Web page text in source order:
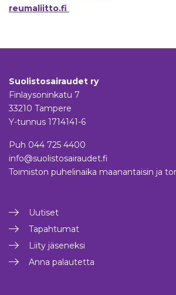
reumaliitto.fi
Suolistosairaudet ry
Finlaysoninkatu 7
33210 Tampere
Y-tunnus 1714141-6
Puh 044 725 4400
info@suolistosairaudet.fi
Toimiston puhelinaika maanantaisin ja
Uutiset
Tapahtumat
Liity jäseneksi
Anna palautetta